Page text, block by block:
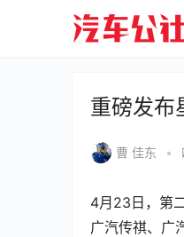
重磅发布
曹 佳东 •
4月23日，第
广汽传祺、广